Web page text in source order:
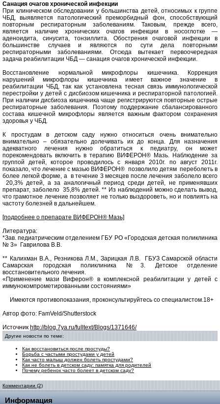
Санация очагов хронической инфекции
При клиническом обследовании у большинства детей, отно­симых к группе
ЧБД, выявляется патологический преморбидный фон, способствующий
повторным респираторным заболевани­ям. Таковым, прежде всего,
является наличие хронических оча­гов инфекции в носоглотке —
аденоидита, синусита, тонзиллита. Обострения очаговой инфекции в
большинстве случаев и явля­ются по сути дела повторными
респираторными заболеваниями. Отсюда вытекает первоочередная
задача реабилитации ЧБД — санация очагов хронической инфекции.
Восстановление нормальной микрофлоры кишечника. Коррекция
нарушений микрофлоры кишечника имеет важ­ное значение в
реабилитации ЧБД, так как установлена тесная связь иммунологической
перестройки у детей с дисбиозом ки­шечника и респираторной патологией.
При наличии дисбиоза кишечника чаще регистрируются повторные острые
респираторные заболевания. Поэтому поддержание сбалансированно­го
состава кишечной микрофлоры является важным фактором сохранения
здоровья у ЧБД.
К простудам в детском саду нужно относиться очень внимательно
внимательно – обязательно долечивать их до конца. Для назначения
адекватного лечения нужно обратиться к педиатру, он может
порекомендовать включить в терапию ВИФЕРОН® Мазь. Наблюдение за
группой детей, которое проводилось с января 2010г. по август 2011г.
показало, что лечение с мазью ВИФЕРОН® позволило детям переболеть в
более легкой форме, а в течение 3 месяцев после лечения заболело всего
20,3% детей, а за аналогичный период среди детей, не применявших
препарат, заболело 35,8% детей. ** Из наблюдений можно сделать вывод,
что грамотное лечение позволяет не только выздороветь, но и повлиять на
частоту болезней в дальнейшем.
[подробнее о препарате ВИФЕРОН® Мазь]
Литература:
*Зав. педиатрическим отделением ГБУ РО «Городская детская поликлиника
№ 3» Гаврилова В.В.
** Калихман В.А., Резникова Л.М., Зарицкая Л.В. ГБУЗ Самарской области
Самарская городская поликлиника №3. Детское отделение
восстановительного лечения.
«Применение мази Виферон® в комплексной реабилитации у детей с
иммунокомпрометированными состояниями»
Имеются противопоказания, проконсультируйтесь со специалистом.18+
Автор фото: FamVeld/Shutterstock
Источник http://blog.7ya.ru/fulltext/Blogs/1371646/
Другие новости по теме:
Как восстановиться после простуды?
Борьба с частыми простудами у детей
Как часто малыш должен болеть простудами?
Как не болеть в детском саду: памятка для родителей
Почему ребенок часто болеет в детском саду?
Комментарии (2)
Информация